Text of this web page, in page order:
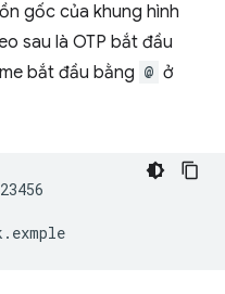
gốc của khung hình
sau là OTP bắt đầu
bắt đầu bằng @ ở